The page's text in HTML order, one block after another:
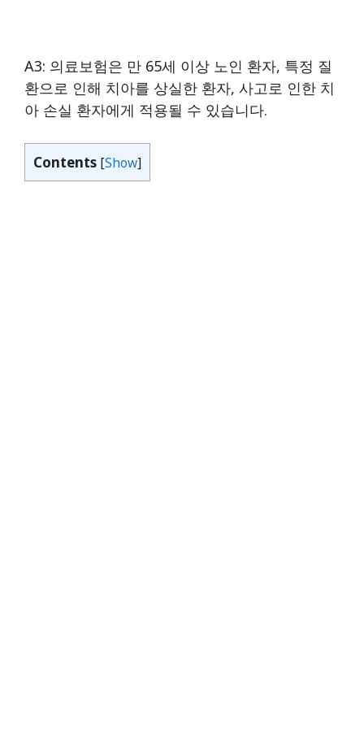
A3: 의료보험은 만 65세 이상 노인 환자, 특정 질
환으로 인해 치아를 상실한 환자, 사고로 인한 치
아 손실 환자에게 적용될 수 있습니다.
Contents [Show]